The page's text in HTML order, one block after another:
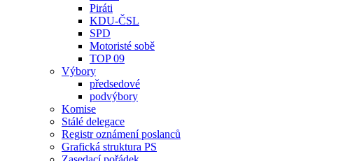
Piráti
KDU-ČSL
SPD
Motoristé sobě
TOP 09
Výbory
předsedové
podvýbory
Komise
Stálé delegace
Registr oznámení poslanců
Grafická struktura PS